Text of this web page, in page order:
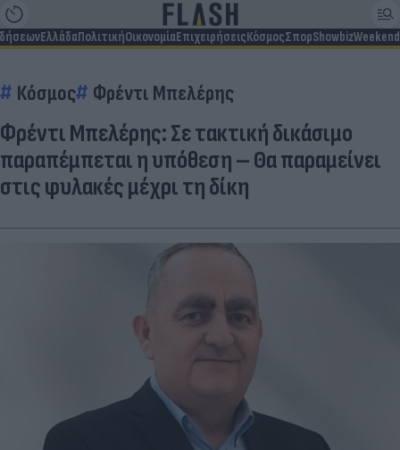
ΕλλάδαΠολιτικήΟικονομίαΕπιχειρήσειςΚόσμοςΣπορShowbizWeekend
Κόσμος Φρέντι Μπελέρης
Φρέντι Μπελέρης: Σε τακτική δικάσιμο
παραπέμπεται η υπόθεση – Θα παραμείνει
στις φυλακές μέχρι τη δίκη